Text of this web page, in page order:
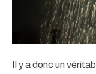
Il y a donc un